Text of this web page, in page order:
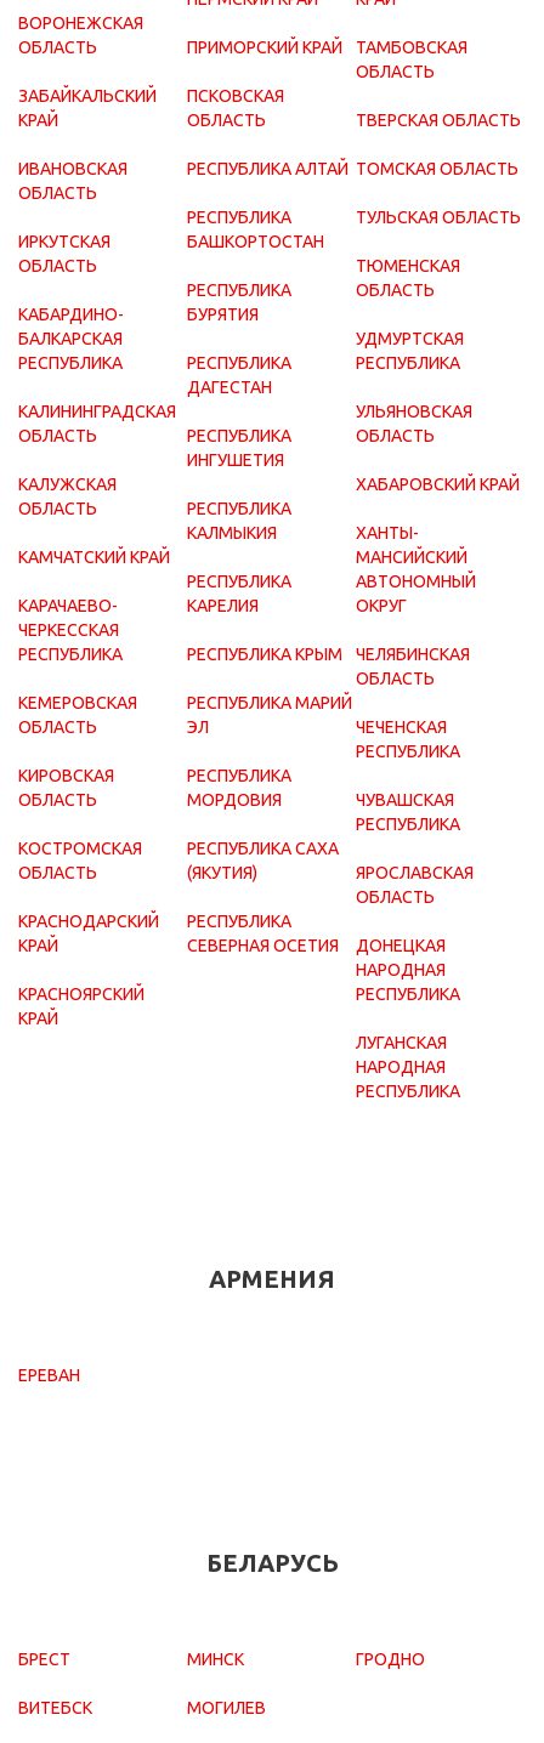
ВОРОНЕЖСКАЯ
ОБЛАСТЬ
ЗАБАЙКАЛЬСКИЙ
КРАЙ
ИВАНОВСКАЯ
ОБЛАСТЬ
ИРКУТСКАЯ
ОБЛАСТЬ
КАБАРДИНО-
БАЛКАРСКАЯ
РЕСПУБЛИКА
КАЛИНИНГРАДСКАЯ
ОБЛАСТЬ
КАЛУЖСКАЯ
ОБЛАСТЬ
КАМЧАТСКИЙ КРАЙ
КАРАЧАЕВО-
ЧЕРКЕССКАЯ
РЕСПУБЛИКА
КЕМЕРОВСКАЯ
ОБЛАСТЬ
КИРОВСКАЯ
ОБЛАСТЬ
КОСТРОМСКАЯ
ОБЛАСТЬ
КРАСНОДАРСКИЙ
КРАЙ
КРАСНОЯРСКИЙ
КРАЙ
ПРИМОРСКИЙ КРАЙ
ПСКОВСКАЯ
ОБЛАСТЬ
РЕСПУБЛИКА АЛТАЙ
РЕСПУБЛИКА
БАШКОРТОСТАН
РЕСПУБЛИКА
БУРЯТИЯ
РЕСПУБЛИКА
ДАГЕСТАН
РЕСПУБЛИКА
ИНГУШЕТИЯ
РЕСПУБЛИКА
КАЛМЫКИЯ
РЕСПУБЛИКА
КАРЕЛИЯ
РЕСПУБЛИКА КРЫМ
РЕСПУБЛИКА МАРИЙ
ЭЛ
РЕСПУБЛИКА
МОРДОВИЯ
РЕСПУБЛИКА САХА
(ЯКУТИЯ)
РЕСПУБЛИКА
СЕВЕРНАЯ ОСЕТИЯ
ТАМБОВСКАЯ
ОБЛАСТЬ
ТВЕРСКАЯ ОБЛАСТЬ
ТОМСКАЯ ОБЛАСТЬ
ТУЛЬСКАЯ ОБЛАСТЬ
ТЮМЕНСКАЯ
ОБЛАСТЬ
УДМУРТСКАЯ
РЕСПУБЛИКА
УЛЬЯНОВСКАЯ
ОБЛАСТЬ
ХАБАРОВСКИЙ КРАЙ
ХАНТЫ-
МАНСИЙСКИЙ
АВТОНОМНЫЙ
ОКРУГ
ЧЕЛЯБИНСКАЯ
ОБЛАСТЬ
ЧЕЧЕНСКАЯ
РЕСПУБЛИКА
ЧУВАШСКАЯ
РЕСПУБЛИКА
ЯРОСЛАВСКАЯ
ОБЛАСТЬ
ДОНЕЦКАЯ
НАРОДНАЯ
РЕСПУБЛИКА
ЛУГАНСКАЯ
НАРОДНАЯ
РЕСПУБЛИКА
АРМЕНИЯ
ЕРЕВАН
БЕЛАРУСЬ
БРЕСТ
ВИТЕБСК
МИНСК
МОГИЛЕВ
ГРОДНО